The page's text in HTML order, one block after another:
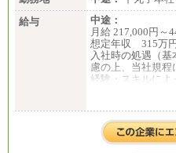
給与
中途：
月給 217,000円～
想定年収 315万
入社時の処遇（
慮の上、当社規程
経験・スキルによ